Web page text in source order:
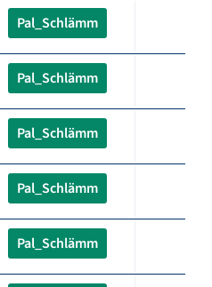
Pal_Schlämm
Pal_Schlämm
Pal_Schlämm
Pal_Schlämm
Pal_Schlämm